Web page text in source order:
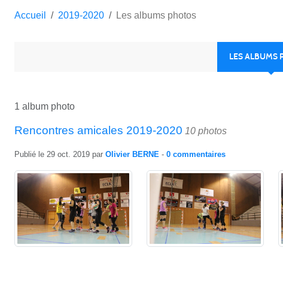
Accueil 2019-2020 Les albums photos
LES ALBUMS
1 album photo
Rencontres amicales 2019-2020 10 photos
Publié le 29 oct. 2019 par Olivier BERNE - 0 commentaires